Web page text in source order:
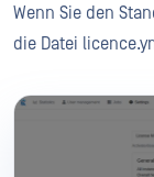
Wenn Sie den
die Datei